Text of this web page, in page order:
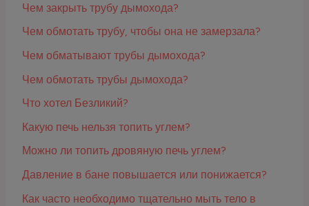
Чем закрыть трубу дымохода?
Чем обмотать трубу, чтобы она не замерзала?
Чем обматывают трубы дымохода?
Чем обмотать трубы дымохода?
Что хотел Безликий?
Какую печь нельзя топить углем?
Можно ли топить дровяную печь углем?
Давление в бане повышается или понижается?
Как часто необходимо тщательно мыть тело в